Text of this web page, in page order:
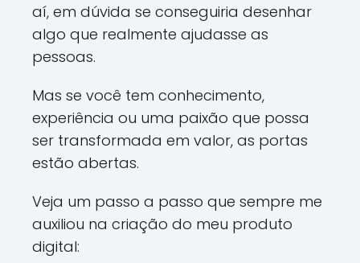
aí, em dúvida se conseguiria desenhar
algo que realmente ajudasse as
pessoas.
Mas se você tem conhecimento,
experiência ou uma paixão que possa
ser transformada em valor, as portas
estão abertas.
Veja um passo a passo que sempre me
auxiliou na criação do meu produto
digital: